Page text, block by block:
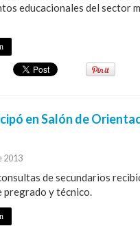
educacionales del sector
en Salón de
2013
de secundarios
pregrado y técnico.